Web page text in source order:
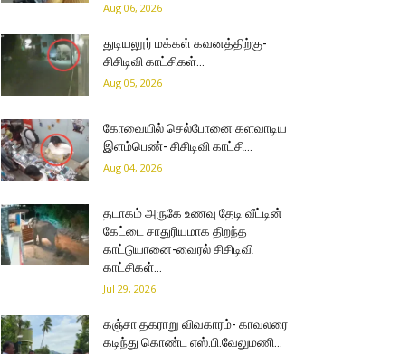
Aug 06, 2026
துடியலூர் மக்கள் கவனத்திற்கு-
சிசிடிவி காட்சிகள்…
Aug 05, 2026
கோவையில் செல்போனை களவாடிய
இளம்பெண்- சிசிடிவி காட்சி…
Aug 04, 2026
தடாகம் அருகே உணவு தேடி வீட்டின்
கேட்டை சாதுரியமாக திறந்த
காட்டுயானை-வைரல் சிசிடிவி
காட்சிகள்…
Jul 29, 2026
கஞ்சா தகராறு விவகாரம்- காவலரை
கடிந்து கொண்ட எஸ்.பி.வேலுமணி…